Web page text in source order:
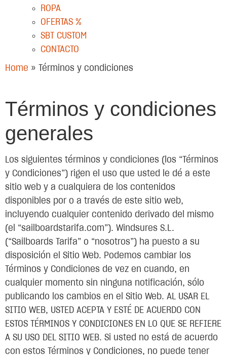
ROPA
OFERTAS %
SBT CUSTOM
CONTACTO
Home » Términos y condiciones
Términos y condiciones
generales
Los siguientes términos y condiciones (los “Términos
y Condiciones”) rigen el uso que usted le dé a este
sitio web y a cualquiera de los contenidos
disponibles por o a través de este sitio web,
incluyendo cualquier contenido derivado del mismo
(el “sailboardstarifa.com”). Windsures S.L.
(“Sailboards Tarifa” o “nosotros”) ha puesto a su
disposición el Sitio Web. Podemos cambiar los
Términos y Condiciones de vez en cuando, en
cualquier momento sin ninguna notificación, sólo
publicando los cambios en el Sitio Web. AL USAR EL
SITIO WEB, USTED ACEPTA Y ESTÉ DE ACUERDO CON
ESTOS TÉRMINOS Y CONDICIONES EN LO QUE SE REFIERE
A SU USO DEL SITIO WEB. Si usted no está de acuerdo
con estos Términos y Condiciones, no puede tener